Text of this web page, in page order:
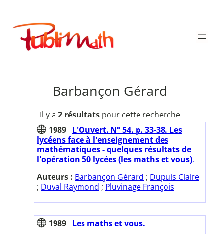
contenu
Publimath
Barbançon Gérard
Il y a 2 résultats pour cette recherche
1989 L'Ouvert. N° 54. p. 33-38. Les
lycéens face à l'enseignement des
mathématiques - quelques résultats de
l'opération 50 lycées (les maths et vous).
Auteurs : Barbançon Gérard ; Dupuis Claire
; Duval Raymond ; Pluvinage François
1989 Les maths et vous.